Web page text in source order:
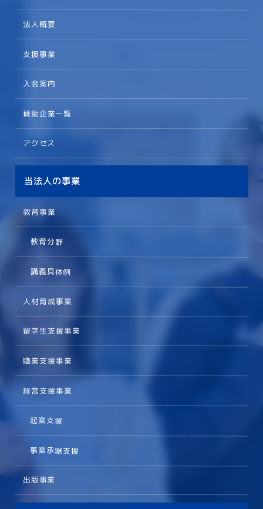
法人概要
支援事業
入会案内
賛助企業一覧
アクセス
当法人の事業
教育事業
教育分野
講義具体例
人材育成事業
留学生支援事業
職業支援事業
経営支援事業
起業支援
事業承継支援
出版事業